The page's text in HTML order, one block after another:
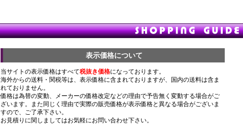
表示価格について
当サイトの表示価格はすべて税抜き価格になっております。
海外からの送料・関税等は、表示価格に含まれておりますが、国内の送料は含ま
れておりません。
価格は為替の変動、メーカーの価格改定などの理由で予告無く変動する場合がご
ざいます。また同じく理由で実際の販売価格が表示価格と異なる場合がございま
すので、ご了承下さい。
お見積りに関しましてはお気軽にお問い合わせ下さい。